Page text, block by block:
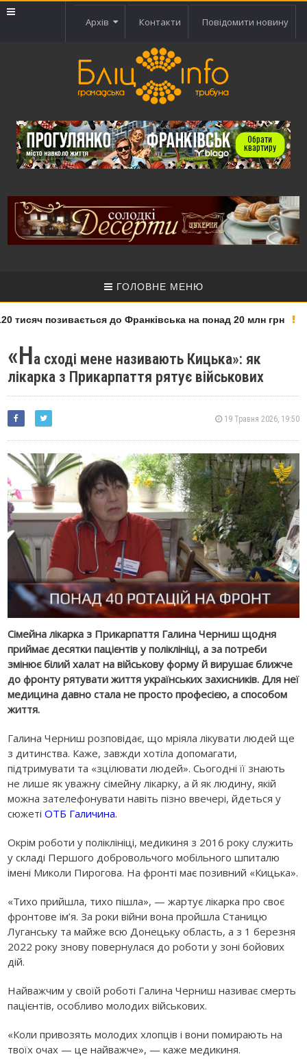
Архів Контакти Повідомити новину
ГОЛОВНЕ МЕНЮ
позивається до Франківська на понад 20 млн грн
«На сході мене називають Кицька»: як
лікарка з Прикарпаття рятує військових
19 Травня 2026, 19:50
Сімейна лікарка з Прикарпаття Галина Черниш щодня
приймає десятки пацієнтів у поліклініці, а за потреби
змінює білий халат на військову форму й вирушає ближче
до фронту рятувати життя українських захисників. Для неї
медицина давно стала не просто професією, а способом
життя.
Галина Черниш розповідає, що мріяла лікувати людей ще
з дитинства. Каже, завжди хотіла допомагати,
підтримувати та «зцілювати людей». Сьогодні її знають
не лише як уважну сімейну лікарку, а й як людину, якій
можна зателефонувати навіть пізно ввечері, йдеться у
сюжетіОТБ Галичина.
Окрім роботи у поліклініці, медикиня з 2016 року служить
у складі Першого добровольчого мобільного шпиталю
імені Миколи Пирогова. На фронті має позивний «Кицька».
«Тихо прийшла, тихо пішла», — жартує лікарка про своє
фронтове ім’я. За роки війни вона пройшла Станицю
Луганську та майже всю Донецьку область, а з 1 березня
2022 року знову повернулася до роботи у зоні бойових
дій.
Найважчим у своїй роботі Галина Черниш називає смерть
пацієнтів, особливо молодих військових.
«Коли привозять молодих хлопців і вони помирають на
твоїх очах — це найважче», — каже медикиня.